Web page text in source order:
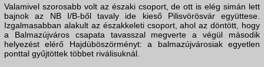
Valamivel szorosabb volt az északi csoport, de ott is elég simán lett
bajnok az NB I/B-ből tavaly ide kieső Pilisvörösvár együttese.
Izgalmasabban alakult az északkeleti csoport, ahol az döntött, hogy
a Balmazújváros csapata tavasszal megverte a végül második
helyezést elérő Hajdúböszörményt: a balmazújvárosiak egyetlen
ponttal gyűjtöttek többet riválisuknál.